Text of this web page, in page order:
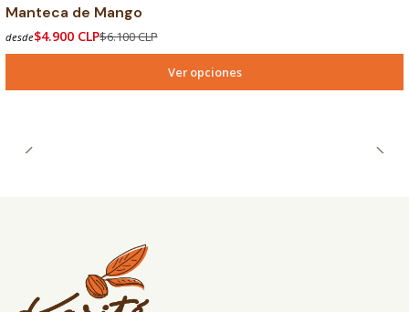
Manteca de Mango
desde$4.900 CLP$6.100 CLP
Ver opciones